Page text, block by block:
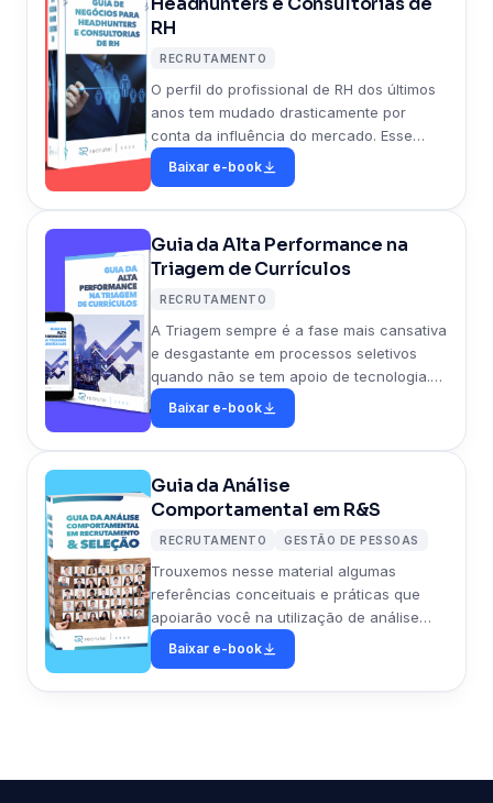
RH
RECRUTAMENTO
O perfil do profissional de RH dos últimos
anos tem mudado drasticamente por
conta da influência do mercado. Esse
material destaca os principais pontos de
negócios que HeadHunters devem se
Baixar e-book
Guia da Alta Performance na
Triagem de Currículos
RECRUTAMENTO
A Triagem sempre é a fase mais cansativa
e desgastante em processos seletivos
quando não se tem apoio de tecnologia.
Diante disso, separamos algumas dicas
essenciais para otimizar o tempo de
Baixar e-book
Guia da Análise
Comportamental em R&S
RECRUTAMENTO GESTÃO DE PESSOAS
Trouxemos nesse material algumas
referências conceituais e práticas que
apoiarão você na utilização de análise
comportamental como instrumento de
apoio à tomada de decisão.
Baixar e-book